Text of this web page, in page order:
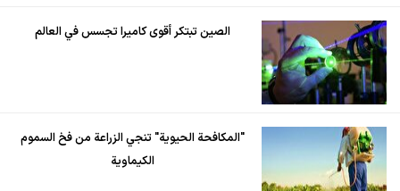
الصين تبتكر أقوى كاميرا تجسس في العالم
"المكافحة الحيوية" تنجي الزراعة من فخ السموم
الكيماوية